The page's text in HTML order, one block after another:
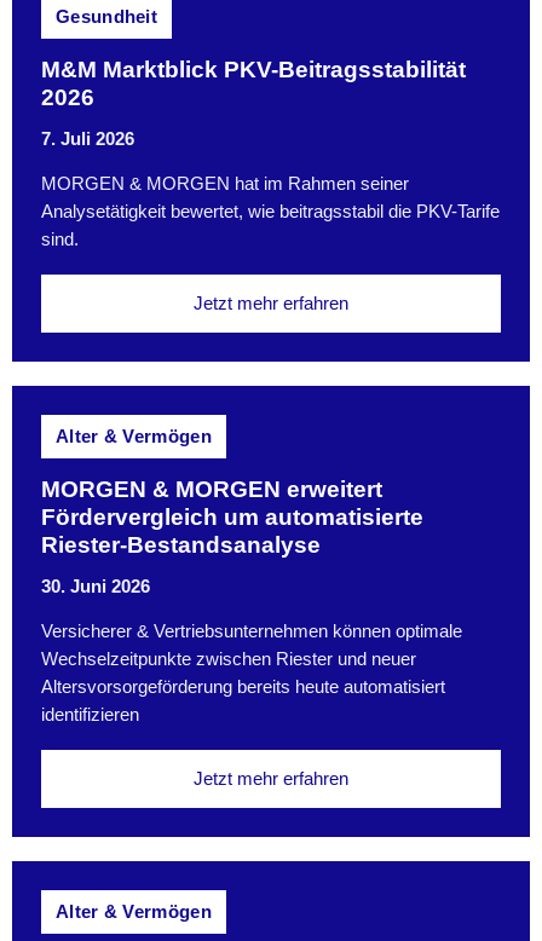
Gesundheit
M&M Marktblick PKV-Beitragsstabilität
2026
7. Juli 2026
MORGEN & MORGEN hat im Rahmen seiner
Analysetätigkeit bewertet, wie beitragsstabil die PKV-Tarife
sind.
Jetzt mehr erfahren
Alter & Vermögen
MORGEN & MORGEN erweitert
Fördervergleich um automatisierte
Riester-Bestandsanalyse
30. Juni 2026
Versicherer & Vertriebsunternehmen können optimale
Wechselzeitpunkte zwischen Riester und neuer
Altersvorsorgeförderung bereits heute automatisiert
identifizieren
Jetzt mehr erfahren
Alter & Vermögen